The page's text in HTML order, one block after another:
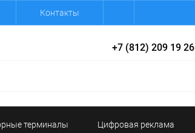
Контакты
+7 (812) 209 19 26
терминалы Цифровая реклама